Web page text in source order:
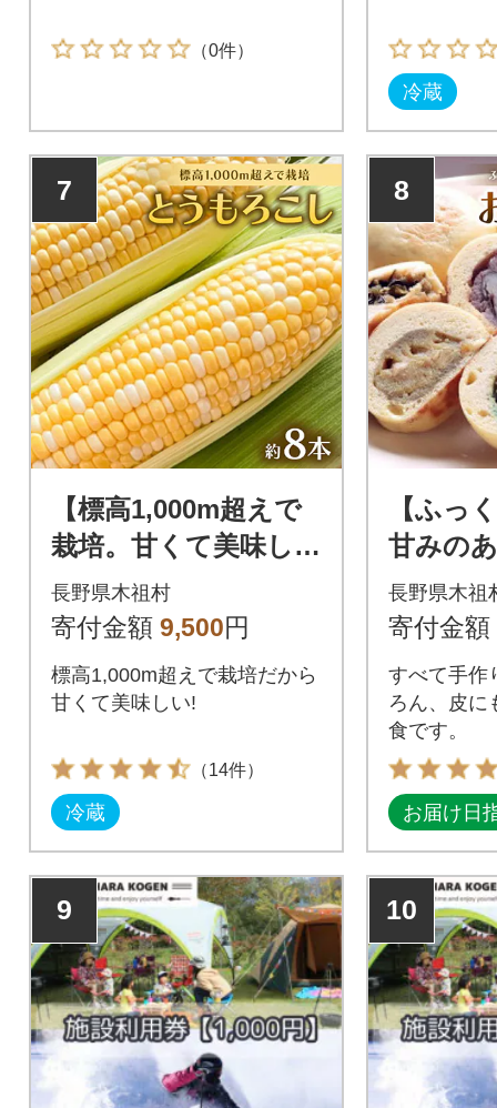
（0件）
冷蔵
7
【標高1,000m超えで
栽培。甘くて美味し
い!】木祖村産とうも
ろこし約3キロ以上(約
長野県木祖村
寄付金額 9,500円
標高1,000m超えで栽培だから
甘くて美味しい!
（14件）
冷蔵
8
【ふっ
甘みの
徴】源
セット
長野県木祖
寄付金額
すべて手作
ろん、皮に
食です。
お届け日
9 10